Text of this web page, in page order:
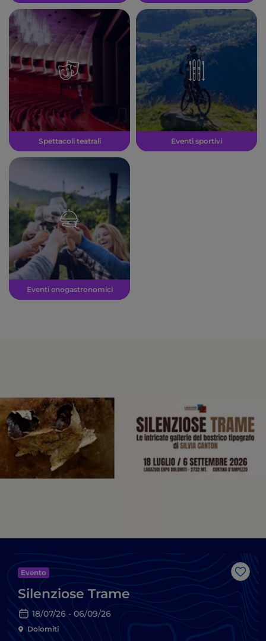
Spettacoli teatrali Eventi sportivi
Eventi enogastronomici
Like
Evento
Silenziose Trame
18/07/26 - 06/09/26
Dolomiti